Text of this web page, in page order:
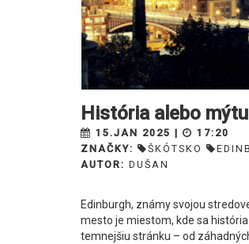
História alebo
15.JAN 2025 |
17:20
ZNAČKY:
ŠKÓTSKO
AUTOR: DUŠAN
Edinburgh, známy svojou
mesto je miestom, kde sa
temnejšiu stránku – od